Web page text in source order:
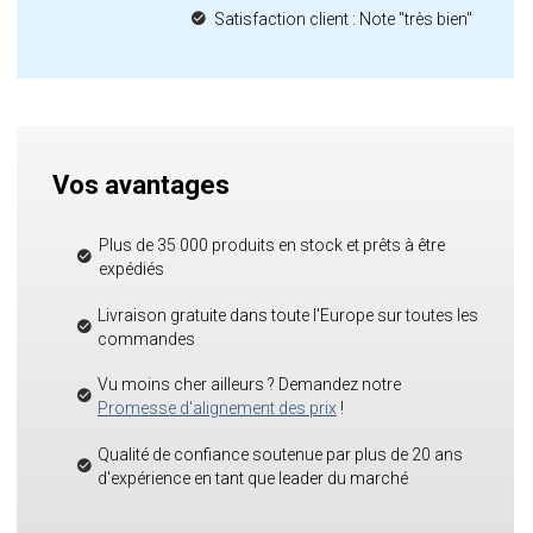
Satisfaction client : Note "très bien"
Vos avantages
Plus de 35 000 produits en stock et prêts à être
expédiés
Livraison gratuite dans toute l'Europe sur toutes les
commandes
Vu moins cher ailleurs ? Demandez notre
Promesse d'alignement des prix!
Qualité de confiance soutenue par plus de 20 ans
d'expérience en tant que leader du marché